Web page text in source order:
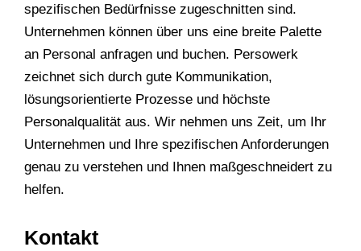
spezifischen Bedürfnisse zugeschnitten sind.
Unternehmen können über uns eine breite Palette
an Personal anfragen und buchen. Persowerk
zeichnet sich durch gute Kommunikation,
lösungsorientierte Prozesse und höchste
Personalqualität aus. Wir nehmen uns Zeit, um Ihr
Unternehmen und Ihre spezifischen Anforderungen
genau zu verstehen und Ihnen maßgeschneidert zu
helfen.
Kontakt